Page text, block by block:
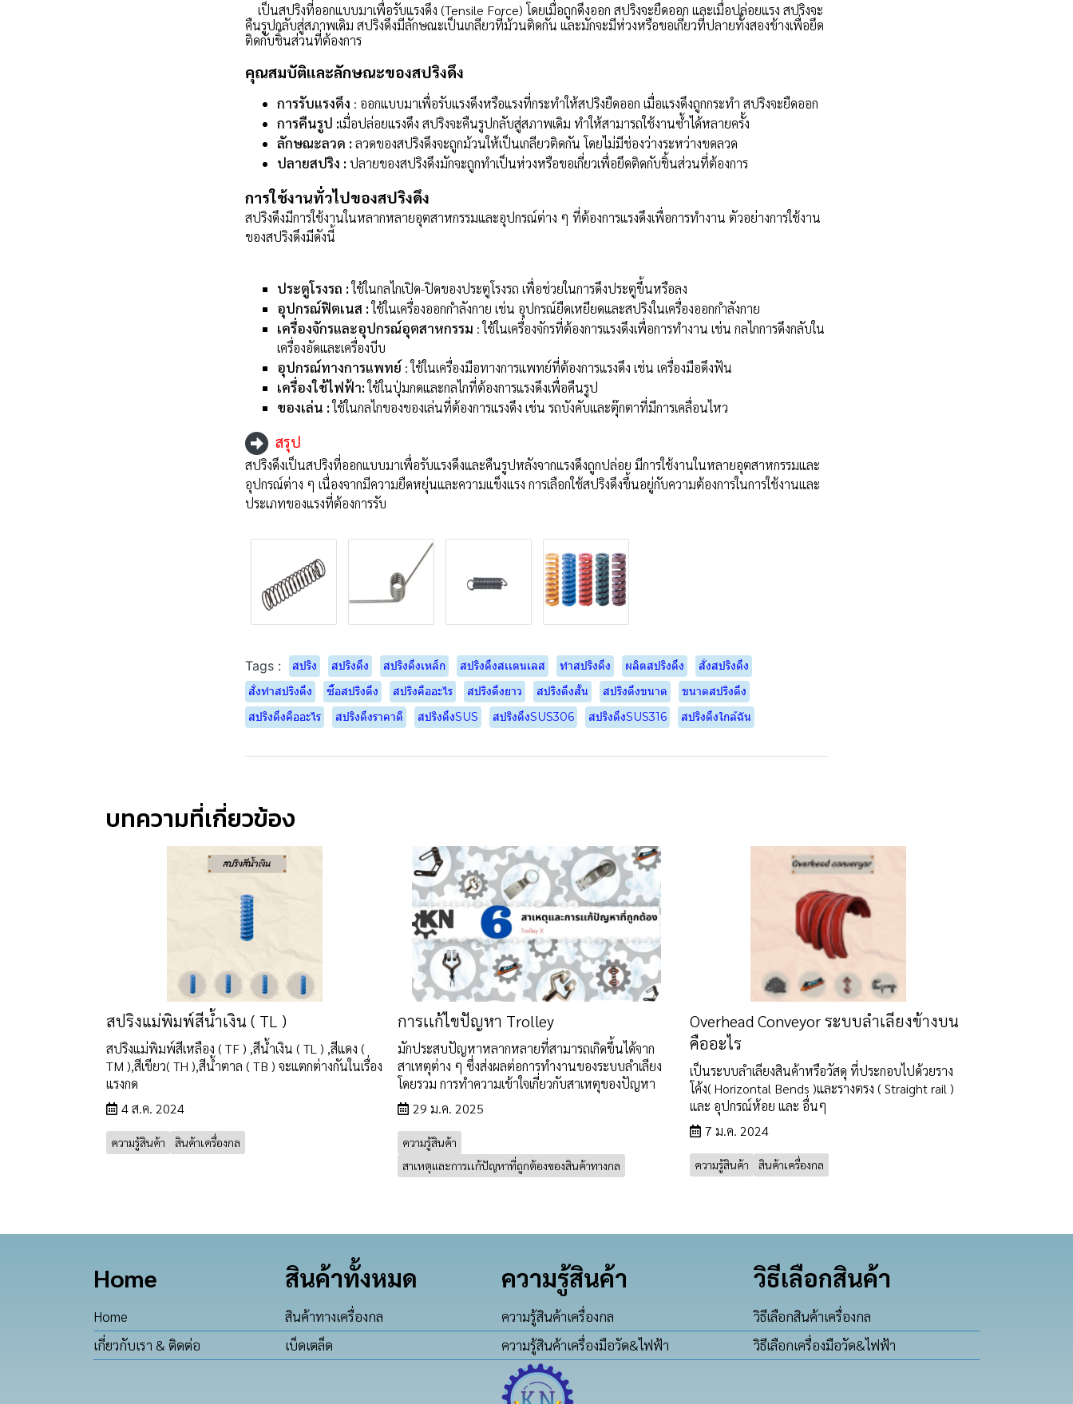
เป็นสปริงที่ออกแบบมาเพื่อรับแรงดึง (Tensile Force) โดยเมื่อถูกดึงออก สปริงจะยืดออก และเมื่อปล่อยแรง สปริงจะ
คืนรูปกลับสู่สภาพเดิม สปริงดึงมีลักษณะเป็นเกลียวที่ม้วนติดกัน และมักจะมีห่วงหรือขอเกี่ยวที่ปลายทั้งสองข้างเพื่อยึด
ติดกับชิ้นส่วนที่ต้องการ
คุณสมบัติและลักษณะของสปริงดึง
การรับแรงดึง : ออกแบบมาเพื่อรับแรงดึงหรือแรงที่กระทำให้สปริงยืดออก เมื่อแรงดึงถูกกระทำ สปริงจะยืดออก
การคืนรูป :เมื่อปล่อยแรงดึง สปริงจะคืนรูปกลับสู่สภาพเดิม ทำให้สามารถใช้งานซ้ำได้หลายครั้ง
ลักษณะลวด :ลวดของสปริงดึงจะถูกม้วนให้เป็นเกลียวติดกัน โดยไม่มีช่องว่างระหว่างขดลวด
ปลายสปริง :ปลายของสปริงดึงมักจะถูกทำเป็นห่วงหรือขอเกี่ยวเพื่อยึดติดกับชิ้นส่วนที่ต้องการ
การใช้งานทั่วไปของสปริงดึง
สปริงดึงมีการใช้งานในหลากหลายอุตสาหกรรมและอุปกรณ์ต่าง ๆ ที่ต้องการแรงดึงเพื่อการทำงาน ตัวอย่างการใช้งาน
ของสปริงดึงมีดังนี้
ประตูโรงรถ :ใช้ในกลไกเปิด-ปิดของประตูโรงรถ เพื่อช่วยในการดึงประตูขึ้นหรือลง
อุปกรณ์ฟิตเนส :ใช้ในเครื่องออกกำลังกาย เช่น อุปกรณ์ยืดเหยียดและสปริงในเครื่องออกกำลังกาย
เครื่องจักรและอุปกรณ์อุตสาหกรรม : ใช้ในเครื่องจักรที่ต้องการแรงดึงเพื่อการทำงาน เช่น กลไกการดึงกลับใน
เครื่องอัดและเครื่องบีบ
อุปกรณ์ทางการแพทย์ : ใช้ในเครื่องมือทางการแพทย์ที่ต้องการแรงดึง เช่น เครื่องมือดึงฟัน
เครื่องใช้ไฟฟ้า:ใช้ในปุ่มกดและกลไกที่ต้องการแรงดึงเพื่อคืนรูป
ของเล่น :ใช้ในกลไกของของเล่นที่ต้องการแรงดึง เช่น รถบังคับและตุ๊กตาที่มีการเคลื่อนไหว
สรุป
สปริงดึงเป็นสปริงที่ออกแบบมาเพื่อรับแรงดึงและคืนรูปหลังจากแรงดึงถูกปล่อย มีการใช้งานในหลายอุตสาหกรรมและ
อุปกรณ์ต่าง ๆ เนื่องจากมีความยืดหยุ่นและความแข็งแรง การเลือกใช้สปริงดึงขึ้นอยู่กับความต้องการในการใช้งานและ
ประเภทของแรงที่ต้องการรับ
Tags : สปริง สปริงดึง สปริงดึงเหล็ก สปริงดึงสเเตนเลส ทำสปริงดึง ผลิตสปริงดึง
สั่งสปริงดึง
สั่งทำสปริงดึง
ซื้อสปริงดึง สปริงคืออะไร สปริงดึงยาว สปริงดึงสั้น สปริงดึงขนาด
ขนาดสปริงดึง
สปริงดึงคืออะไร
สปริงดึงราคาดี สปริงดึงSUS สปริงดึงSUS306 สปริงดึงSUS316 สปริงดึงใกล้ฉัน
บทความที่เกี่ยวข้อง
สปริงแม่พิมพ์สีน้ำเงิน ( TL )
สปริงแม่พิมพ์สีเหลือง ( TF ) ,สีน้ำเงิน ( TL ) ,สีแดง (
TM ),สีเขียว( TH ),สีน้ำตาล ( TB ) จะแตกต่างกันในเรื่อง
แรงกด
4 ส.ค. 2024
ความรู้สินค้า สินค้าเครื่องกล
การเเก้ไขปัญหา Trolley
มักประสบปัญหาหลากหลายที่สามารถเกิดขึ้นได้จาก
สาเหตุต่าง ๆ ซึ่งส่งผลต่อการทำงานของระบบลำเลียง
โดยรวม การทำความเข้าใจเกี่ยวกับสาเหตุของปัญหา
29 ม.ค. 2025
ความรู้สินค้า
สาเหตุและการเเก้ปัญหาที่ถูกต้องของสินค้าทางกล
Overhead Conveyor ระบบลำเลียงข้างบน
คืออะไร
เป็นระบบลำเลียงสินค้าหรือวัสดุ ที่ประกอบไปด้วยราง
โค้ง( Horizontal Bends )และรางตรง ( Straight rail )
และ อุปกรณ์ห้อย และ อื่นๆ
7 ม.ค. 2024
ความรู้สินค้า สินค้าเครื่องกล
Home
Home
เกี่ยวกับเรา & ติดต่อ
สินค้าทั้งหมด
สินค้าทางเครื่องกล
เบ็ดเตล็ด
ความรู้สินค้า
ความรู้สินค้าเครื่องกล
ความรู้สินค้าเครื่องมือวัด&ไฟฟ้า
วิธีเลือกสินค้า
วิธีเลือกสินค้าเครื่องกล
วิธีเลือกเครื่องมือวัด&ไฟฟ้า